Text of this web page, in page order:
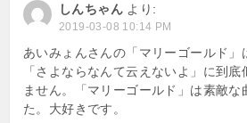
ョ
ン
しんちゃん より:
2019-03-08 10:14 PM
あいみょんさんの「マリーゴールド」
「さよならなんて云えないよ」に到
ません。「マリーゴールド」は素敵な
た。大好きです。